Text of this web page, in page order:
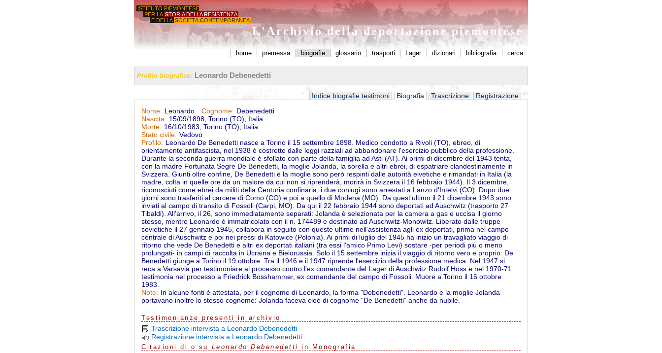
ISTITUTO PIEMONTESE
PER LA STORIA DELLA RESISTENZA
E DELLA SOCIETÀ CONTEMPORANEA
'GIORGIO AGOSTI'
L'Archivio della deportazione piemontese
home premessa biografie glossario trasporti Lager dizionari bibliografia cerca
Profilo biografico: Leonardo Debenedetti
Indice biografie testimoni Biografia Trascrizione Registrazione
Nome: Leonardo Cognome: Debenedetti
Nascita: 15/09/1898, Torino (TO), Italia
Morte: 16/10/1983, Torino (TO), Italia
Stato civile: Vedovo
Profilo: Leonardo De Benedetti nasce a Torino il 15 settembre 1898. Medico condotto a Rivoli (TO), ebreo, di
orientamento antifascista, nel 1938 è costretto dalle leggi razziali ad abbandonare l'esercizio pubblico della professione.
Durante la seconda guerra mondiale è sfollato con parte della famiglia ad Asti (AT). Ai primi di dicembre del 1943 tenta,
con la madre Fortunata Segre De Benedetti, la moglie Jolanda, la sorella e altri ebrei, di espatriare clandestinamente in
Svizzera. Giunti oltre confine, De Benedetti e la moglie sono però respinti dalle autorità elvetiche e rimandati in Italia (la
madre, colta in quelle ore da un malore da cui non si riprenderà, morirà in Svizzera il 16 febbraio 1944). Il 3 dicembre,
riconosciuti come ebrei da militi della Centuria confinaria, i due coniugi sono arrestati a Lanzo d'Intelvi (CO). Dopo due
giorni sono trasferiti al carcere di Como (CO) e poi a quello di Modena (MO). Da quest'ultimo il 21 dicembre 1943 sono
inviati al campo di transito di Fossoli (Carpi, MO). Da qui il 22 febbraio 1944 sono deportati ad Auschwitz (trasporto 27
Tibaldi). All'arrivo, il 26, sono immediatamente separati: Jolanda è selezionata per la camera a gas e uccisa il giorno
stesso, mentre Leonardo è immatricolato con il n. 174489 e destinato ad Auschwitz-Monowitz. Liberato dalle truppe
sovietiche il 27 gennaio 1945, collabora in seguito con queste ultime nell'assistenza agli ex deportati, prima nel campo
centrale di Auschwitz e poi nei pressi di Katowice (Polonia). Ai primi di luglio del 1945 ha inizio un travagliato viaggio di
ritorno che vede De Benedetti e altri ex deportati italiani (tra essi l'amico Primo Levi) sostare -per periodi più o meno
prolungati- in campi di raccolta in Ucraina e Bielorussia. Solo il 15 settembre inizia il viaggio di ritorno vero e proprio: De
Benedetti giunge a Torino il 19 ottobre. Tra il 1946 e il 1947 riprende l'esercizio della professione medica. Nel 1947 si
reca a Varsavia per testimoniare al processo contro l'ex comandante del Lager di Auschwitz Rudolf Höss e nel 1970-71
testimonia nel processo a Friedrick Bosshammer, ex comandante del campo di Fossoli. Muore a Torino il 16 ottobre
1983.
Note: In alcune fonti è attestata, per il cognome di Leonardo, la forma "Debenedetti". Leonardo e la moglie Jolanda
portavano inoltre lo stesso cognome: Jolanda faceva cioè di cognome "De Benedetti" anche da nubile.
Testimonianze presenti in archivio
Trascrizione intervista a Leonardo Debenedetti
Registrazione intervista a Leonardo Debenedetti
Citazioni di o su Leonardo Debenedetti in Monografia